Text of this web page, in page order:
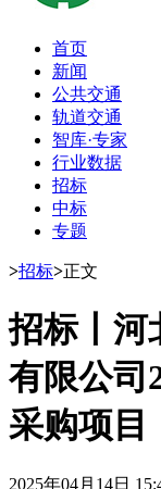
首页
新闻
公共交通
轨道交通
智库·专家
行业数据
招标
中标
专题
>招标>正文
招标丨河
有限公司
采购项目
2025年04月14日